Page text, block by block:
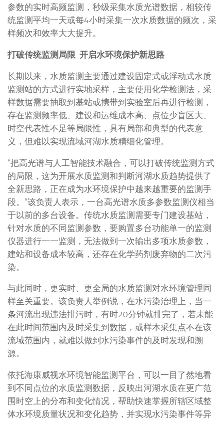
参数的实时高频监测，秒级采集水质光谱数据，相较传
统监测平均一天或每4小时采集一次水质数据的频次，采
样频次和效率大大提升。
打破传统监测局限 开启水环境保护新思路
长期以来，水质监测主要通过建设固定式或浮动式水质
监测站的方式进行实地采样，主要使用化学检测法，采
样数据需要抽取到基站或携带到实验室后再进行检测，
存在监测频率低、建设和运维成本高、点位少盲区大、
时空代表性不足等局限性，具有局部和典型的代表意
义，但难以实现流域河湖水质精细化管理。
“把高光谱与人工智能技术融合，可以打破传统监测方式
的局限，这为开展水质监测和判断河湖水质趋势提供了
全新思路，正在成为水环境保护中越来越重要的监测手
段。”该负责人表示，一台高光谱水质多参数监测仪相当
于以前的多台设备。传统水质监测需要专门建设基站，
针对水质的不同监测参数，要购置多台功能单一的监测
仪器进行一一监测，无法做到一次输出多项水质参数，
建站和设备成本较高，还存在化学药剂废弃物的二次污
染。
与此同时，更实时、更全局的水质监测对水环境管理同
样至关重要。该负责人举例说，在水污染治理上，当一
条河流出现违法排污时，有时20分钟就排完了，若未能
在此时间范围内及时采集到数据，或样本采集点不在该
流域范围内，就难以做到水污染事件的及时发现和溯
源。
依托海康威视水环境智能监测平台，可以一目了然地看
到不同点位的水质监测数据，反映出河湖水质在更广范
围时空上的分布和变化情况，帮助快速掌握所辖区域整
体水环境质量状况和变化趋势，并实现水污染事件等异